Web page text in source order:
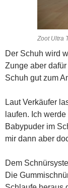
Zoot Ultra
Der Schuh wird
Zunge aber
Schuh gut zum
Laut Verkäufer
laufen. Ich
Babypuder im
mir dann aber
Dem
Die